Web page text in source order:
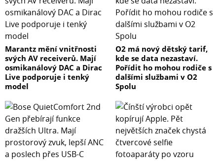
Marantz mění vnitřnosti
svých AV receiverů. Mají
osmikanálový DAC a Dirac
Live podporuje i tenký
model
O2 má nový dětský tarif,
kde se data nezastaví.
Pořídit ho mohou rodiče s
dalšími službami v O2
Spolu